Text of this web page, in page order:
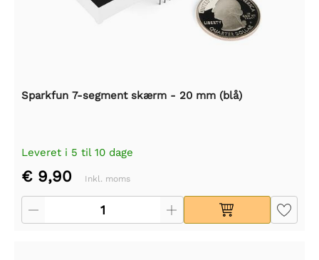
Sparkfun 7-segment skærm - 20 mm (blå)
Leveret i 5 til 10 dage
€ 9,90 Inkl. moms